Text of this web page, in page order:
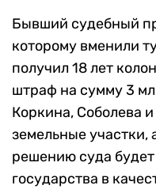
Бывший судебный
которому вменили
получил 18 лет
штраф на сумму 3
Коркина, Соболева
земельные участки,
решению суда
государства в